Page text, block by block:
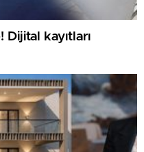
Dijital kayıtları